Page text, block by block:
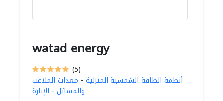
watad energy
(5)
أنظمة الطاقة الشمسية المنزلية - معدات الملاعب
والمشاتل - الإنارة